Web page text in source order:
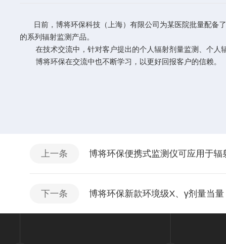
日前，博将环保科技（上海）有限公司为某医院批量配备了
的系列辐射监测产品。
在技术交流中，针对客户提出的个人辐射剂量监测、个人
博将环保在交流中也不断学习，以更好回报客户的信赖。
上一条 博将环保便携式监测仪可应用于辐
下一条 博将环保新款环境级X、γ剂量当